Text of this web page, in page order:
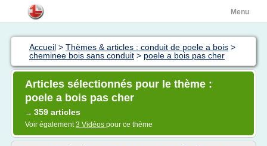
Menu
Accueil > Thèmes & articles : conduit de poele a bois >
cheminee bois sans conduit > poele a bois pas cher
Articles sélectionnés pour le thème :
poele a bois pas cher
→ 359 articles
Voir également3 Vidéos pour ce thème